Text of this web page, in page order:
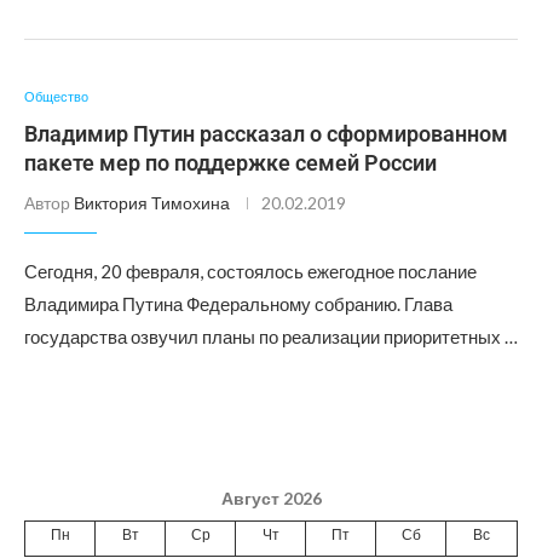
Общество
Владимир Путин рассказал о сформированном
пакете мер по поддержке семей России
Автор Виктория Тимохина 20.02.2019
Сегодня, 20 февраля, состоялось ежегодное послание
Владимира Путина Федеральному собранию. Глава
государства озвучил планы по реализации приоритетных …
Август 2026
Пн Вт Ср Чт Пт Сб Вс